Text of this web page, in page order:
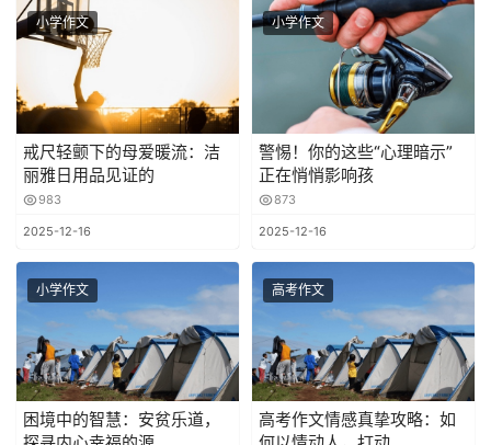
小学作文
戒尺轻颤下的母爱暖流：洁
丽雅日用品见证的
983
2025-12-16
小学作文
警惕！你的这些“心理暗示”
正在悄悄影响孩
873
2025-12-16
小学作文
困境中的智慧：安贫乐道，
高考作文
高考作文情感真挚攻略：如